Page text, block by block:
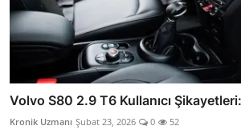
Volvo S80 2.9 T6 Kullanıcı Şikayetleri:
Kronik Uzmanı Şubat 23, 2026 0 52